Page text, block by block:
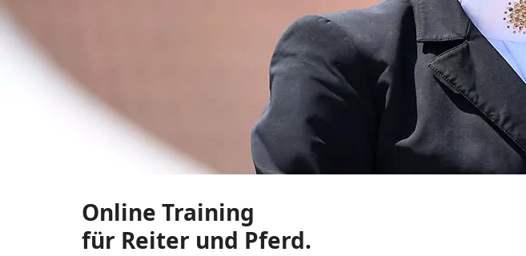
Online Training
für Reiter und Pferd.